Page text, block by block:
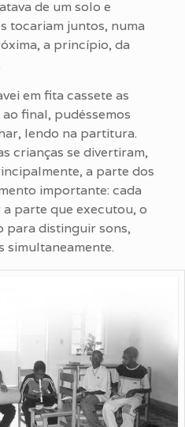
de um solo e
tocariam juntos, numa
a princípio, da
em fita cassete as
final, pudéssemos
lendo na partitura.
crianças se divertiram,
a parte dos
importante: cada
parte que executou, o
para distinguir sons,
simultaneamente.